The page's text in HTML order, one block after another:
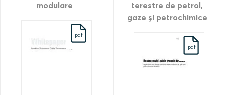
modulare
pdf
terestre de petrol,
gaze și petrochimice
pdf